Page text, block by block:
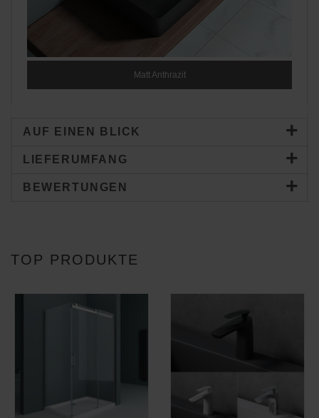
Matt Anthrazit
AUF EINEN BLICK
LIEFERUMFANG
BEWERTUNGEN
TOP PRODUKTE